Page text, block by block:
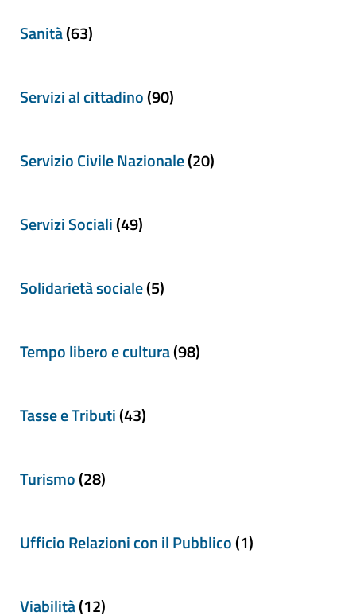
Sanità(63)
Servizi al cittadino(90)
Servizio Civile Nazionale(20)
Servizi Sociali(49)
Solidarietà sociale(5)
Tempo libero e cultura(98)
Tasse e Tributi(43)
Turismo(28)
Ufficio Relazioni con il Pubblico(1)
Viabilità(12)